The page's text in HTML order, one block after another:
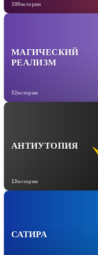
200истории
МАГИЧЕСКИЙ
РЕАЛИЗМ
32истории
АНТИУТОПИЯ
13истории
САТИРА